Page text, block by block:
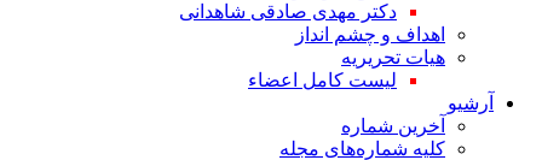
دکتر مهدی صادقی شاهدانی
اهداف و چشم انداز
هیات تحریریه
لیست کامل اعضاء
آرشیو
آخرین شماره
کلیه شماره‌های مجله